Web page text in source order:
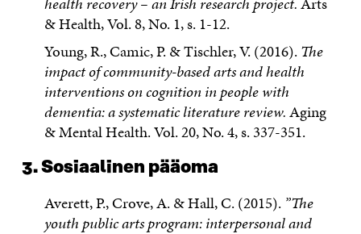
& Health, Vol. 8, No. 1, s. 1-12.
Young, R., Camic, P. & Tischler, V. (2016). The
impact of community-based arts and health
interventions on cognition in people with
dementia: a systematic literature review.Aging
& Mental Health. Vol. 20, No. 4, s. 337-351.
3. Sosiaalinen pääoma
Averett, P., Crove, A. & Hall, C. (2015). ”The
youth public arts program: interpersonal and